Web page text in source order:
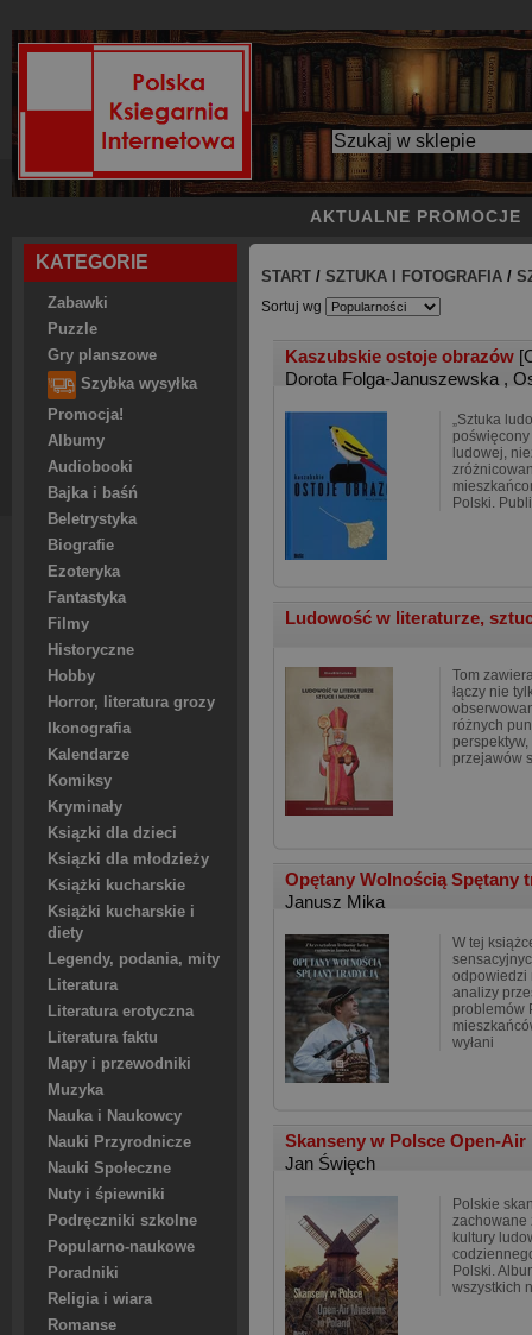
AKTUALNE PROMOCJE
KATEGORIE
Zabawki
Puzzle
Gry planszowe
Szybka wysyłka
Promocja!
Albumy
Audiobooki
Bajka i baśń
Beletrystyka
Biografie
Ezoteryka
Fantastyka
Filmy
Historyczne
Hobby
Horror, literatura grozy
Ikonografia
Kalendarze
Komiksy
Kryminały
Ksiązki dla dzieci
Ksiązki dla młodzieży
Książki kucharskie
Książki kucharskie i
diety
Legendy, podania, mity
Literatura
Literatura erotyczna
Literatura faktu
Mapy i przewodniki
Muzyka
Nauka i Naukowcy
Nauki Przyrodnicze
Nauki Społeczne
Nuty i śpiewniki
Podręczniki szkolne
Popularno-naukowe
Poradniki
Religia i wiara
Romanse
START / SZTUKA I FOTOGRAFIA /
Sortuj wg
Kaszubskie ostoje obrazów
Dorota Folga-Januszewska ,
„Sztuka
ludowej,
Polski.
Ludowość w literaturze,
Tom
łączy nie
różnych
przejawów s
Opętany Wolnością Spętany
Janusz Mika
W tej
odpowiedzi
analizy
problemów
wyłani
Skanseny w Polsce Open-
Jan Święch
Polskie
zachowane
kultury
Polski.
wszystkich